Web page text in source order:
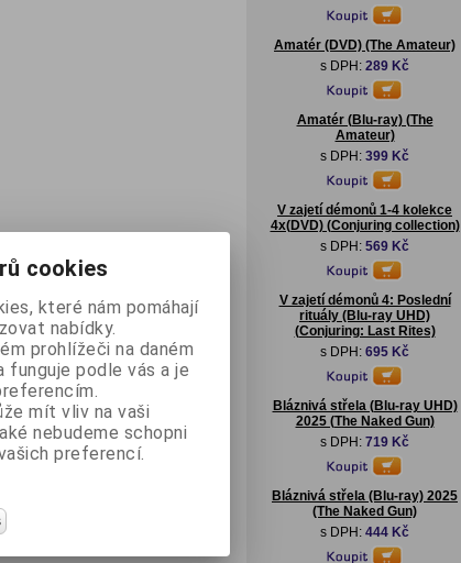
Amatér (DVD) (The Amateur)
s DPH: 289 Kč
Amatér (Blu-ray) (The
Amateur)
s DPH: 399 Kč
V zajetí démonů 1-4 kolekce
4x(DVD) (Conjuring collection)
s DPH: 569 Kč
V zajetí démonů 4: Poslední
rituály (Blu-ray UHD)
(Conjuring: Last Rites)
s DPH: 695 Kč
Bláznivá střela (Blu-ray UHD)
2025 (The Naked Gun)
s DPH: 719 Kč
Bláznivá střela (Blu-ray) 2025
(The Naked Gun)
s DPH: 444 Kč
cookies
které nám pomáhají
nabídky.
prohlížeči na daném
funguje podle vás a je
mít vliv na vaši
nebudeme schopni
preferencí.